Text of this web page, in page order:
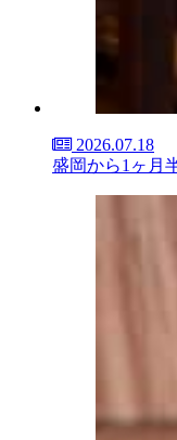
2026.07.18
盛岡から1ヶ月